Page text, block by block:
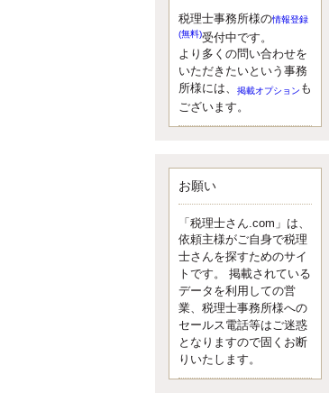
湘南BUN税理士事務所
湘南のぽっちゃり女性税理
士松村文子と湘南ＢＵ
また最近、税理士試験のご相談を
受けることおおくなりました。受
験申し込み受け付け開始になるか
ダメと思う前に、全力で勝負して
みたいです！
京都のやわらか女性税理
イクメン税理士による税金
ブログです。
なくて七クセ 目は口ほどにモノを
言う 色んなことわざがあります
が、無意識に出ている身体のサイ
ン。 心理学では、ちゃんと意味が
あるようです。 疑問に思ったら考
税理士事務所様の情報登録
(無料)受付中です。
より多くの問い合わせを
いただきたいという事務
所様には、
掲載オプション も
ございます。
お願い
「税理士さん.com」は、
依頼主様がご自身で税理
士さんを探すためのサイ
トです。 掲載されている
データを利用しての営
業、税理士事務所様への
セールス電話等はご迷惑
となりますので固くお断
りいたします。